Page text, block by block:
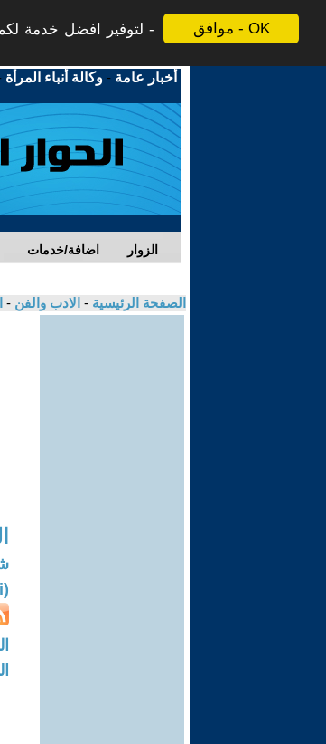
موافق - OK
لتوفير افضل خدمة
أخبار عامة -وكالة أنباء المرأة
اضافة/خدمات الزوار
الصفحة الرئيسية - الادب والفن -
(Elsaied Abdelghani)